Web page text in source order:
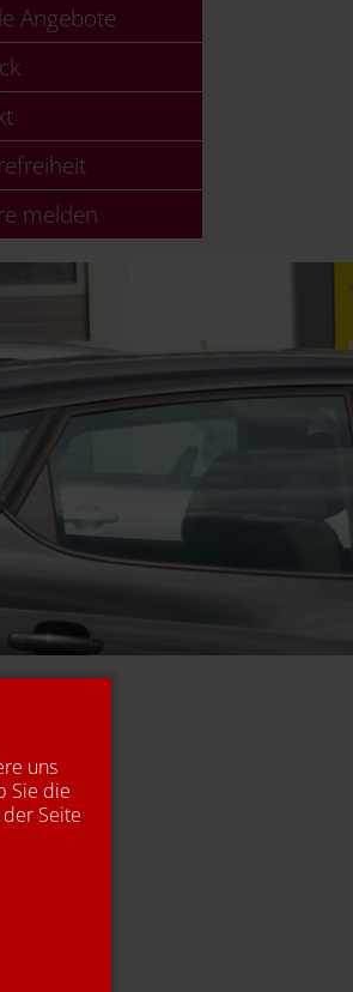
Angebote
melden
uns
Sie die
Seite